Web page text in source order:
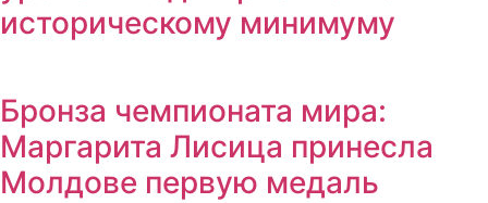
историческому минимуму
Бронза чемпионата мира:
Маргарита Лисица принесла
Молдове первую медаль